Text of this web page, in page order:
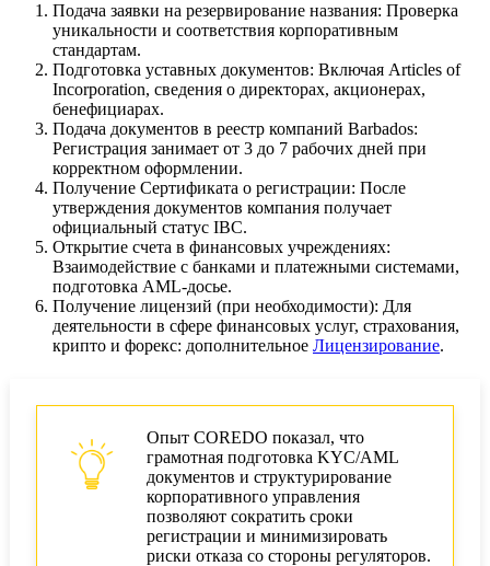
Подача заявки на резервирование названия: Проверка
уникальности и соответствия корпоративным
стандартам.
Подготовка уставных документов: Включая Articles of
Incorporation, сведения о директорах, акционерах,
бенефициарах.
Подача документов в реестр компаний Barbados:
Регистрация занимает от 3 до 7 рабочих дней при
корректном оформлении.
Получение Сертификата о регистрации: После
утверждения документов компания получает
официальный статус IBC.
Открытие счета в финансовых учреждениях:
Взаимодействие с банками и платежными системами,
подготовка AML-досье.
Получение лицензий (при необходимости): Для
деятельности в сфере финансовых услуг, страхования,
крипто и форекс: дополнительное Лицензирование.
Опыт COREDO показал, что
грамотная подготовка KYC/AML
документов и структурирование
корпоративного управления
позволяют сократить сроки
регистрации и минимизировать
риски отказа со стороны регуляторов.